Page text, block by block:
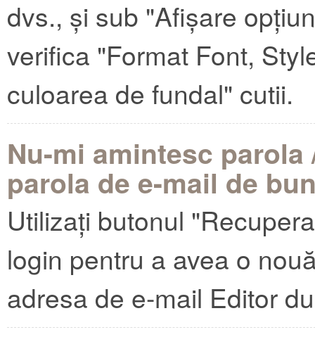
dvs., și sub "Afișare
verifica "Format Font,
culoarea de fundal" cutii.
Nu-mi amintesc
parola de e-mail de
Utilizați butonul
login pentru a avea o
adresa de e-mail Editor